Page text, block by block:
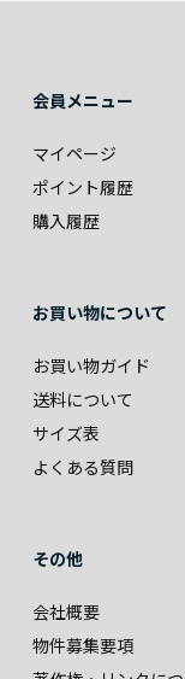
会員メニュー
マイページ
ポイント履歴
購入履歴
お買い物について
お買い物ガイド
送料について
サイズ表
よくある質問
その他
会社概要
物件募集要項